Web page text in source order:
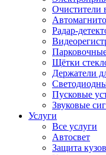
Очистители
Радар-
Щётки
Держатели
Пусковые
Звуковые
Услуги
Все услуги
Автосвет
Защита